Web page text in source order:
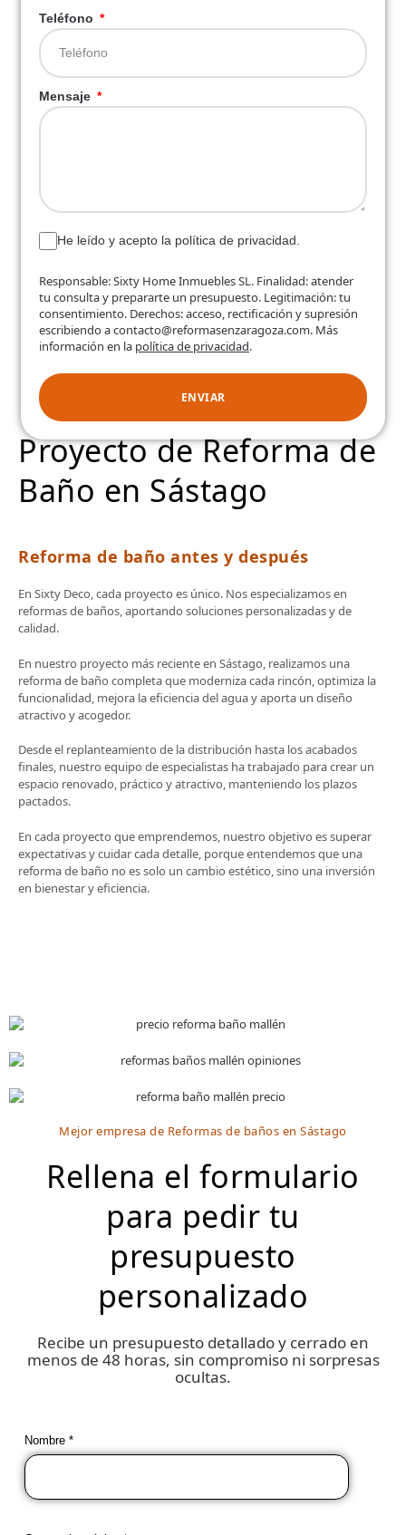
Teléfono
Mensaje
He leído y acepto la política de privacidad.
Responsable: Sixty Home Inmuebles SL. Finalidad: atender
tu consulta y prepararte un presupuesto. Legitimación: tu
consentimiento. Derechos: acceso, rectificación y supresión
escribiendo a contacto@reformasenzaragoza.com. Más
información en la política de privacidad.
ENVIAR
Proyecto de Reforma de
Baño en Sástago
Reforma de baño antes y después
En Sixty Deco, cada proyecto es único. Nos especializamos en
reformas de baños, aportando soluciones personalizadas y de
calidad.
En nuestro proyecto más reciente en Sástago, realizamos una
reforma de baño completa que moderniza cada rincón, optimiza la
funcionalidad, mejora la eficiencia del agua y aporta un diseño
atractivo y acogedor.
Desde el replanteamiento de la distribución hasta los acabados
finales, nuestro equipo de especialistas ha trabajado para crear un
espacio renovado, práctico y atractivo, manteniendo los plazos
pactados.
En cada proyecto que emprendemos, nuestro objetivo es superar
expectativas y cuidar cada detalle, porque entendemos que una
reforma de baño no es solo un cambio estético, sino una inversión
en bienestar y eficiencia.
Mejor empresa de Reformas de baños en Sástago
Rellena el formulario
para pedir tu
presupuesto
personalizado
Recibe un presupuesto detallado y cerrado en
menos de 48 horas, sin compromiso ni sorpresas
ocultas.
Nombre *